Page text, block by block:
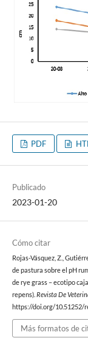
PDF
Publicado
2023-01-20
Cómo citar
Rojas-Vásquez, Z.,
de pastura sobre el pH
de rye grass – ecotipo
repens). Revista De
https://doi.org/10.51252/
Más formatos de